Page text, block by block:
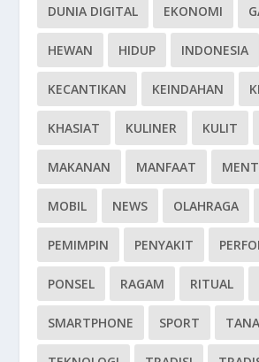
DUNIA DIGITAL EKONOMI
HEWAN HIDUP INDONESIA
KECANTIKAN KEINDAHAN
KHASIAT KULINER KULIT
MAKANAN MANFAAT
MOBIL NEWS OLAHRAGA
PEMIMPIN PENYAKIT
PONSEL RAGAM RITUAL
SMARTPHONE SPORT